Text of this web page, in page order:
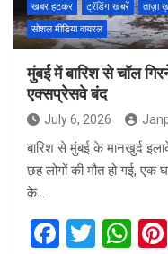
खबर हटकर ट्रेंडिंग खबरें ताज़ा
सोशल मीडिया वायरल
मुंबई में बारिश से चॉल
एक्सप्रेसवे बंद
July 6, 2026
बारिश से मुंबई के मानखुर्द
छह लोगों की मौत हो गई,
के…
F
T
W